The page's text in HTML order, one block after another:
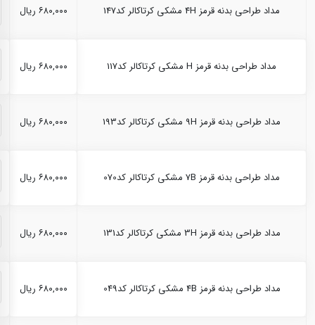
مداد طراحی بدنه قرمز 4H مشکی کرتاکالر کد147 ۶۸۰,۰۰۰ ریال
مداد طراحی بدنه قرمز H مشکی کرتاکالر کد117 ۶۸۰,۰۰۰ ریال
مداد طراحی بدنه قرمز 9H مشکی کرتاکالر کد193 ۶۸۰,۰۰۰ ریال
مداد طراحی بدنه قرمز 7B مشکی کرتاکالر کد070 ۶۸۰,۰۰۰ ریال
مداد طراحی بدنه قرمز 3H مشکی کرتاکالر کد131 ۶۸۰,۰۰۰ ریال
مداد طراحی بدنه قرمز 4B مشکی کرتاکالر کد049 ۶۸۰,۰۰۰ ریال